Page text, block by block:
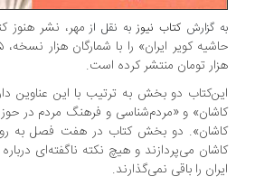
گزارش کتاب نیوز به نقل ازمهر، نشر هنوز کتاب
تومان منتشر کرده است.
دو بخش به ترتیب با این عناوین دارد:
و «مردم‌شناسی و فرهنگ مردم در حوزه
دو بخش کتاب در هفت فصل به روایت
می‌پردازند و هیچ نکته ناگفته‌ای درباره این
را باقی نمی‌گذارند.